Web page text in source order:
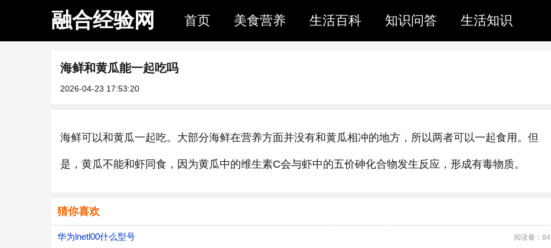
融合经验网 首页 美食营养 生活百科 知识问答 生活知识
海鲜和黄瓜能一起吃吗
2026-04-23 17:53:20
海鲜可以和黄瓜一起吃。大部分海鲜在营养方面并没有和黄瓜相冲的地方，所以两者可以一起食用。但
是，黄瓜不能和虾同食，因为黄瓜中的维生素C会与虾中的五价砷化合物发生反应，形成有毒物质。
猜你喜欢
华为lnetl00什么型号 阅读量：84